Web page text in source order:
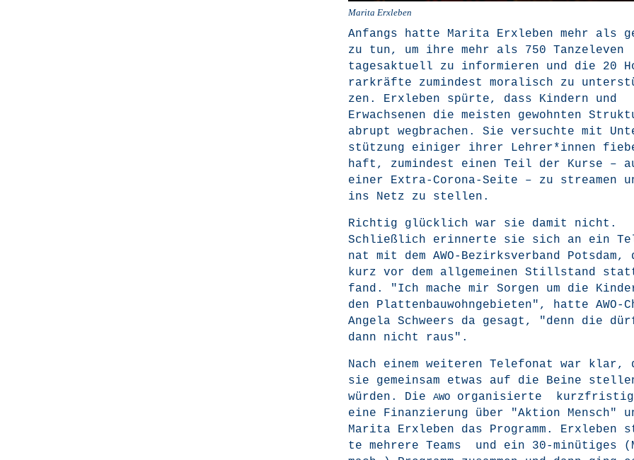
Mari­ta Erxleben
Anfangs hat­te Mari­ta Erx­le­ben mehr als
zu tun, um ihre mehr als 750 Tan­ze­le­ven
tages­ak­tu­ell zu infor­mie­ren und die 20
rar­kräf­te zumin­dest mora­lisch zu
zen. Erx­le­ben spür­te, dass Kin­dern und
Erwach­se­nen die meis­ten gewohn­ten
abrupt weg­bra­chen. Sie ver­such­te mit
stüt­zung eini­ger ihrer Lehrer*innen
haft, zumin­dest einen Teil der Kur­se –
einer Extra-Coro­na-Sei­te – zu strea­men
ins Netz zu stellen.
Rich­tig glück­lich war sie damit nicht.
Schließ­lich erin­ner­te sie sich an ein
nat mit dem AWO-Bezirks­ver­band Pots­dam,
kurz vor dem all­ge­mei­nen Still­stand
fand. "Ich mache mir Sor­gen um die
den Plat­ten­bau­wohn­ge­bie­ten", hat­te AWO-
Ange­la Schweers da gesagt, "denn die
dann nicht raus".
Nach einem wei­te­ren Tele­fo­nat war klar,
sie gemein­sam etwas auf die Bei­ne
wür­den. Die AWO orga­ni­sier­te kurz­fris­tig
eine Finan­zie­rung über "Akti­on Mensch"
Mari­ta Erx­le­ben das Pro­gramm.
te meh­re­re Teams und ein 30-minü­ti­ges